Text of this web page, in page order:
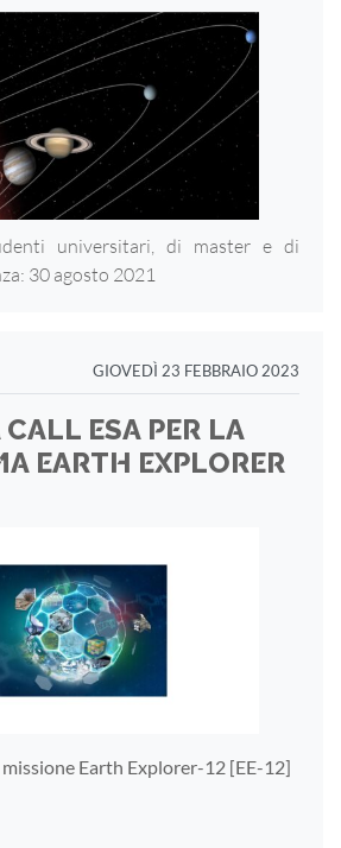
universitari, di master e di
30 agosto 2021
GIOVEDÌ 23 FEBBRAIO 2023
ESA PER LA
EARTH EXPLORER
missione Earth Explorer-12 [EE-12]